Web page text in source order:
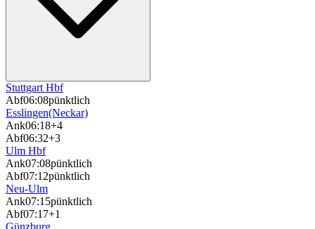
Stuttgart Hbf
Abf06:08pünktlich
Esslingen(Neckar)
Ank06:18+4
Abf06:32+3
Ulm Hbf
Ank07:08pünktlich
Abf07:12pünktlich
Neu-Ulm
Ank07:15pünktlich
Abf07:17+1